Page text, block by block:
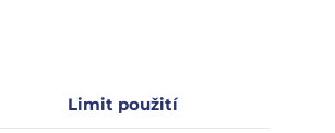
Limit použití